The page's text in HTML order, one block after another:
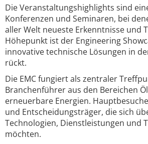
Die Veranstaltungshighlights sind
Konferenzen und Seminaren, bei
aller Welt neueste Erkenntnisse und
Höhepunkt ist der Engineering
innovative technische Lösungen in
rückt.
Die EMC fungiert als zentraler
Branchenführer aus den Bereichen
erneuerbare Energien.
und Entscheidungsträger, die sich
Technologien, Dienstleistungen und
möchten.